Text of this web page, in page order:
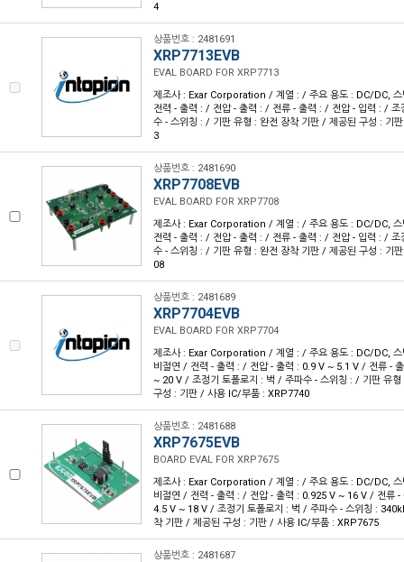
4
상품번호 : 2481691
XRP7713EVB
EVAL BOARD FOR XRP7713
제조사 : Exar Corporation / 계열 : / 주요 용도 : DC/DC,
전력 - 출력 : / 전압 - 출력 : / 전류 - 출력 : / 전압 - 입력 : / 조
수 - 스위칭 : / 기판 유형 : 완전 장착 기판 / 제공된 구성 : 기
3
상품번호 : 2481690
XRP7708EVB
EVAL BOARD FOR XRP7708
제조사 : Exar Corporation / 계열 : / 주요 용도 : DC/DC,
전력 - 출력 : / 전압 - 출력 : / 전류 - 출력 : / 전압 - 입력 : / 조
수 - 스위칭 : / 기판 유형 : 완전 장착 기판 / 제공된 구성 : 기
08
상품번호 : 2481689
XRP7704EVB
EVAL BOARD FOR XRP7704
제조사 : Exar Corporation / 계열 : / 주요 용도 : DC/DC, 스
비절연 / 전력 - 출력 : / 전압 - 출력 : 0.9 V ~ 5.1 V / 전류 -
~ 20 V / 조정기 토폴로지 : 벅 / 주파수 - 스위칭 : / 기판 유
구성 : 기판 / 사용 IC/부품 : XRP7740
상품번호 : 2481688
XRP7675EVB
BOARD EVAL FOR XRP7675
제조사 : Exar Corporation / 계열 : / 주요 용도 : DC/DC, 스
비절연 / 전력 - 출력 : / 전압 - 출력 : 0.925 V ~ 16 V / 전류 -
4.5 V ~ 18 V / 조정기 토폴로지 : 벅 / 주파수 - 스위칭 :
착 기판 / 제공된 구성 : 기판 / 사용 IC/부품 : XRP7675
상품번호 : 2481687